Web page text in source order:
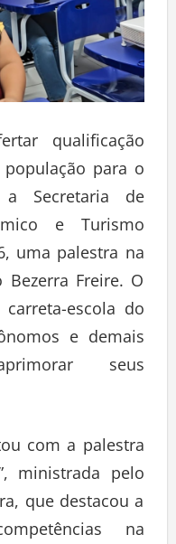
qualificação
para o
Secretaria de
e Turismo
uma palestra na
Bezerra Freire. O
escola do
e demais
seus
com a palestra
ministrada pelo
que destacou a
na